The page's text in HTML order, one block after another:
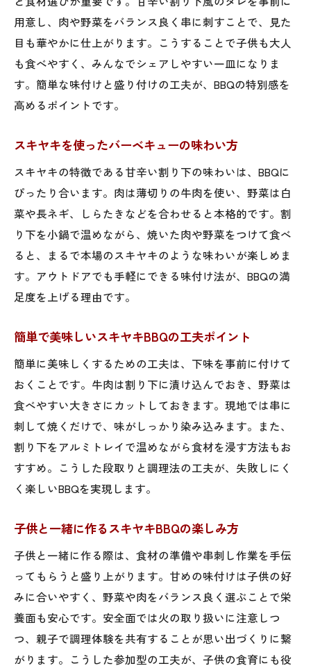
用意し、肉や野菜をバランス良く串に刺すことで、見た
目も華やかに仕上がります。こうすることで子供も大人
も食べやすく、みんなでシェアしやすい一皿になりま
す。簡単な味付けと盛り付けの工夫が、BBQの特別感を
高めるポイントです。
スキヤキを使ったバーベキューの味わい方
スキヤキの特徴である甘辛い割り下の味わいは、BBQに
ぴったり合います。肉は薄切りの牛肉を使い、野菜は白
菜や長ネギ、しらたきなどを合わせると本格的です。割
り下を小鍋で温めながら、焼いた肉や野菜をつけて食べ
ると、まるで本場のスキヤキのような味わいが楽しめま
す。アウトドアでも手軽にできる味付け法が、BBQの満
足度を上げる理由です。
簡単で美味しいスキヤキBBQの工夫ポイント
簡単に美味しくするための工夫は、下味を事前に付けて
おくことです。牛肉は割り下に漬け込んでおき、野菜は
食べやすい大きさにカットしておきます。現地では串に
刺して焼くだけで、味がしっかり染み込みます。また、
割り下をアルミトレイで温めながら食材を浸す方法もお
すすめ。こうした段取りと調理法の工夫が、失敗しにく
く楽しいBBQを実現します。
子供と一緒に作るスキヤキBBQの楽しみ方
子供と一緒に作る際は、食材の準備や串刺し作業を手伝
ってもらうと盛り上がります。甘めの味付けは子供の好
みに合いやすく、野菜や肉をバランス良く選ぶことで栄
養面も安心です。安全面では火の取り扱いに注意しつ
つ、親子で調理体験を共有することが思い出づくりに繋
がります。こうした参加型の工夫が、子供の食育にも役